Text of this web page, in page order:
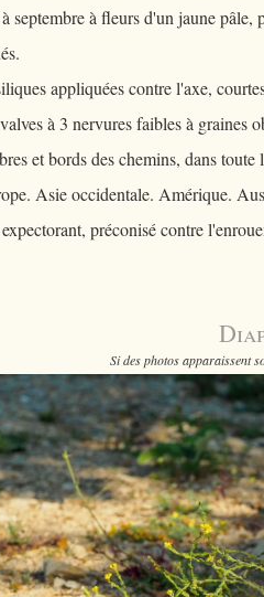
septembre à fleurs d'un jaune pâle,
appliquées contre l'axe,
à 3 nervures faibles à graines
et bords des chemins, dans toute
Asie occidentale. Amérique.
préconisé contre
Si des photos apparaissent